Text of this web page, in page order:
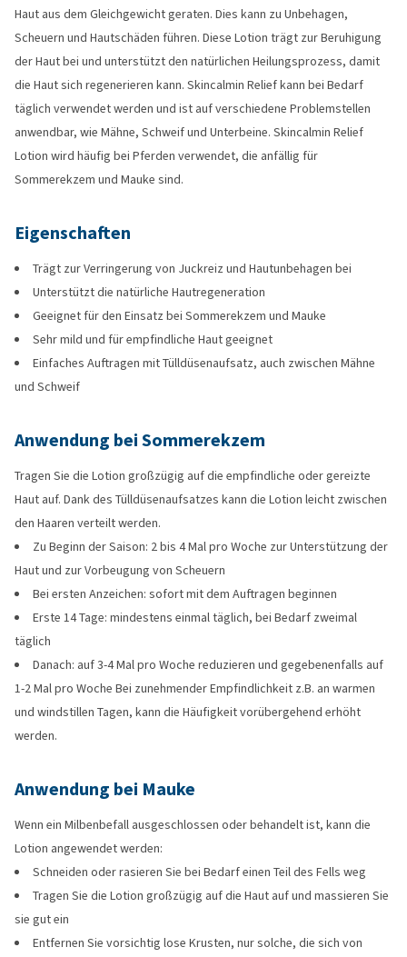
Haut aus dem Gleichgewicht geraten. Dies kann zu Unbehagen,
Scheuern und Hautschäden führen. Diese Lotion trägt zur Beruhigung
der Haut bei und unterstützt den natürlichen Heilungsprozess, damit
die Haut sich regenerieren kann. Skincalmin Relief kann bei Bedarf
täglich verwendet werden und ist auf verschiedene Problemstellen
anwendbar, wie Mähne, Schweif und Unterbeine. Skincalmin Relief
Lotion wird häufig bei Pferden verwendet, die anfällig für
Sommerekzem und Mauke sind.
Eigenschaften
Trägt zur Verringerung von Juckreiz und Hautunbehagen bei
Unterstützt die natürliche Hautregeneration
Geeignet für den Einsatz bei Sommerekzem und Mauke
Sehr mild und für empfindliche Haut geeignet
Einfaches Auftragen mit Tülldüsenaufsatz, auch zwischen Mähne
und Schweif
Anwendung bei Sommerekzem
Tragen Sie die Lotion großzügig auf die empfindliche oder gereizte
Haut auf. Dank des Tülldüsenaufsatzes kann die Lotion leicht zwischen
den Haaren verteilt werden.
Zu Beginn der Saison: 2 bis 4 Mal pro Woche zur Unterstützung der
Haut und zur Vorbeugung von Scheuern
Bei ersten Anzeichen: sofort mit dem Auftragen beginnen
Erste 14 Tage: mindestens einmal täglich, bei Bedarf zweimal
täglich
Danach: auf 3-4 Mal pro Woche reduzieren und gegebenenfalls auf
1-2 Mal pro Woche Bei zunehmender Empfindlichkeit z.B. an warmen
und windstillen Tagen, kann die Häufigkeit vorübergehend erhöht
werden.
Anwendung bei Mauke
Wenn ein Milbenbefall ausgeschlossen oder behandelt ist, kann die
Lotion angewendet werden:
Schneiden oder rasieren Sie bei Bedarf einen Teil des Fells weg
Tragen Sie die Lotion großzügig auf die Haut auf und massieren Sie
sie gut ein
Entfernen Sie vorsichtig lose Krusten, nur solche, die sich von